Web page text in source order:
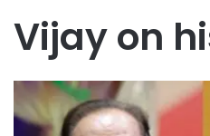
Vijay on